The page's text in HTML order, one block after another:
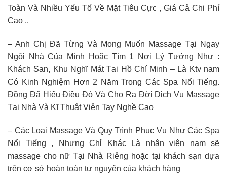
Toàn Và Nhiều Yếu Tố Về Mặt Tiêu Cực , Giá Cả Chi Phí
Cao ..
– Anh Chị Đã Từng Và Mong Muốn Massage Tại Ngay
Ngôi Nhà Của Mình Hoặc Tìm 1 Nơi Lý Tưởng Như :
Khách Sạn, Khu Nghĩ Mát Tại Hồ Chí Minh – Là Ktv nam
Có Kinh Nghiệm Hơn 2 Năm Trong Các Spa Nổi Tiếng.
Đồng Đã Hiểu Điều Đó Và Cho Ra Đời Dịch Vụ Massage
Tại Nhà Và Kĩ Thuật Viên Tay Nghề Cao
– Các Loại Massage Và Quy Trình Phục Vụ Như Các Spa
Nổi Tiếng , Nhưng Chỉ Khác Là nhân viên nam sẽ
massage cho nữ Tại Nhà Riêng hoặc tại khách sạn dựa
trên cơ sở hoàn toàn tự nguyện của khách hàng